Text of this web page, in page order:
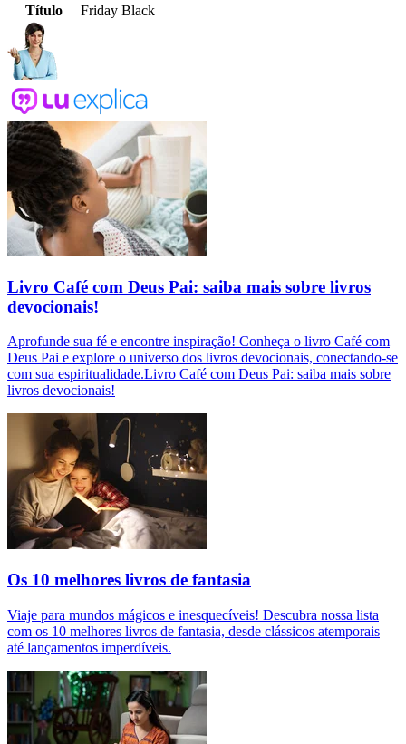
Título
Friday Black
Livro Café com Deus Pai: saiba mais sobre livros
devocionais!
Aprofunde sua fé e encontre inspiração! Conheça o livro Café com
Deus Pai e explore o universo dos livros devocionais, conectando-se
com sua espiritualidade.Livro Café com Deus Pai: saiba mais sobre
livros devocionais!
Os 10 melhores livros de fantasia
Viaje para mundos mágicos e inesquecíveis! Descubra nossa lista
com os 10 melhores livros de fantasia, desde clássicos atemporais
até lançamentos imperdíveis.